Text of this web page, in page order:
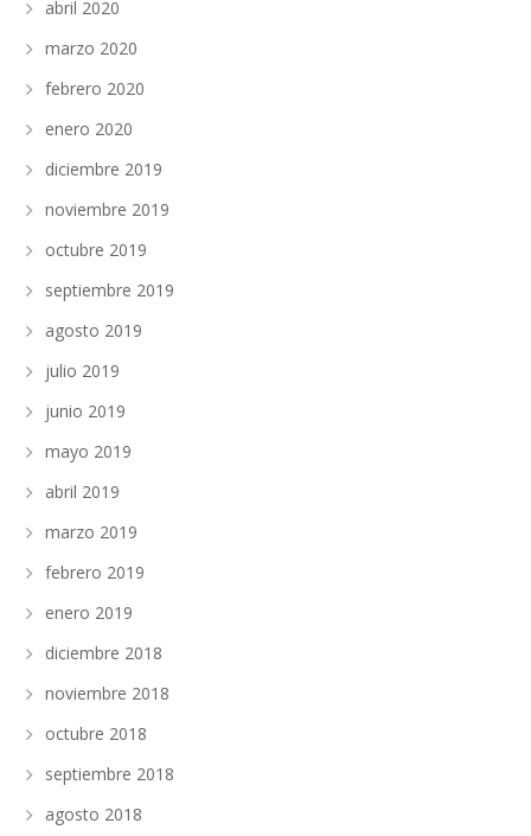
abril 2020
marzo 2020
febrero 2020
enero 2020
diciembre 2019
noviembre 2019
octubre 2019
septiembre 2019
agosto 2019
julio 2019
junio 2019
mayo 2019
abril 2019
marzo 2019
febrero 2019
enero 2019
diciembre 2018
noviembre 2018
octubre 2018
septiembre 2018
agosto 2018